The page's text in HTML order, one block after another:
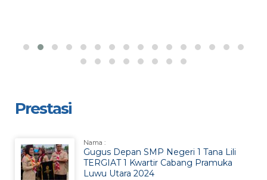
Prestasi
Nama :
Gugus Depan SMP Negeri 1 Tana Lili
TERGIAT 1 Kwartir Cabang Pramuka
Luwu Utara 2024